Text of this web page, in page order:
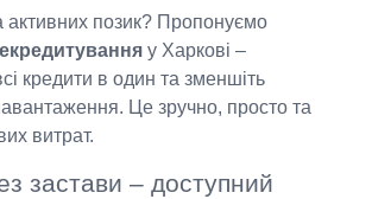
активних позик? Пропонуємо
у Харкові –
кредити в один та зменшіть
Це зручно, просто та
витрат.
застави – доступний